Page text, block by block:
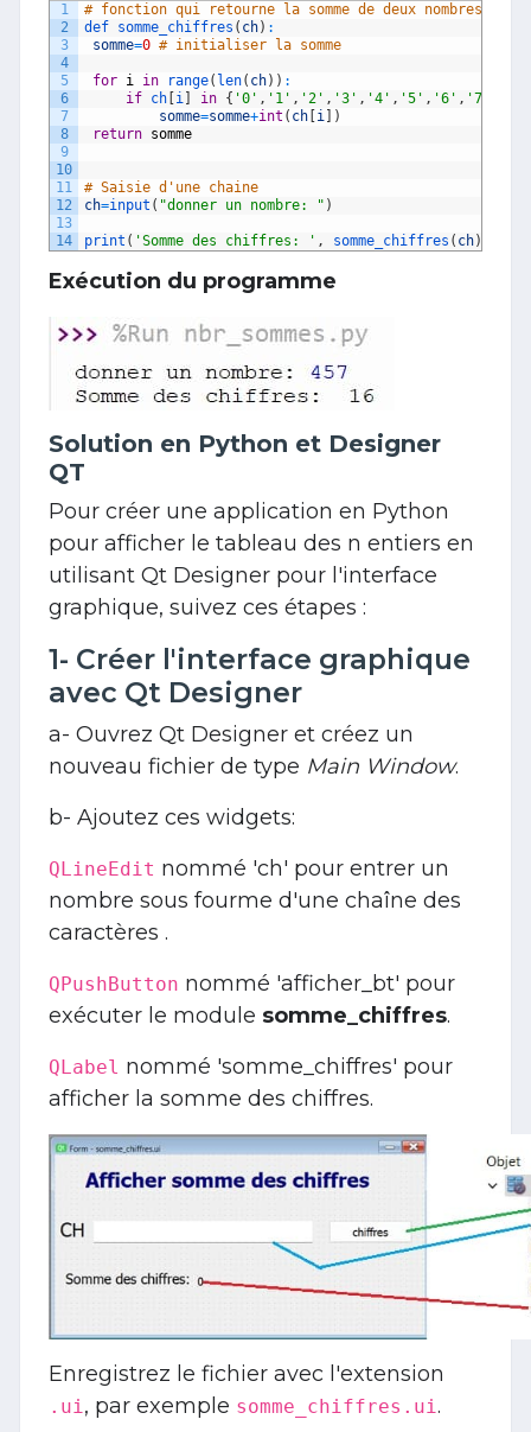
1
2
3
4
5
6
7
8
9
10
11
12
13
14
# fonction qui retourne la somme de deux nombres
def somme_chiffres ( ch) :
somme=0 # initialiser la somme
for i in range( len( ch) ) :
if ch i in { '0' , '1' , '2' , '3' , '4' , '5' , '6' , '7'
somme=somme+int ( ch i
)
return somme
# Saisie d'une chaine
ch=input ( "donner un nombre: " )
print ( 'Somme des chiffres: ' , somme_chiffres ( ch)
Exécution du programme
Solution en Python et Designer
QT
Pour créer une application en Python
pour afficher le tableau des n entiers en
utilisant Qt Designer pour l'interface
graphique, suivez ces étapes :
1- Créer l'interface graphique
avec Qt Designer
a- Ouvrez Qt Designer et créez un
nouveau fichier de type Main Window.
b- Ajoutez ces widgets:
QLineEdit nommé 'ch' pour entrer un
nombre sous fourme d'une chaîne des
caractères .
QPushButton nommé 'afficher_bt' pour
exécuter le module somme_chiffres.
QLabel nommé 'somme_chiffres' pour
afficher la somme des chiffres.
Enregistrez le fichier avec l'extension
.ui, par exemple somme_chiffres.ui.